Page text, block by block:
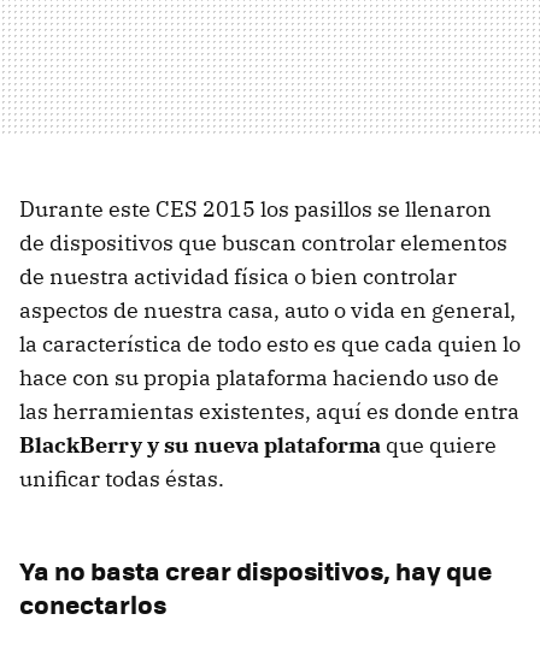
Durante este CES 2015 los pasillos se llenaron
de dispositivos que buscan controlar elementos
de nuestra actividad física o bien controlar
aspectos de nuestra casa, auto o vida en general,
la característica de todo esto es que cada quien lo
hace con su propia plataforma haciendo uso de
las herramientas existentes, aquí es donde entra
BlackBerry y su nueva plataforma que quiere
unificar todas éstas.
Ya no basta crear dispositivos, hay que
conectarlos